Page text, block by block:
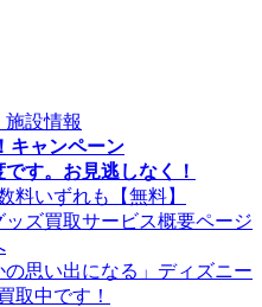
設情報
キャンペーン
す。お見逃しなく！
料いずれも【無料】
の思い出になる」ディズニー
取中です！